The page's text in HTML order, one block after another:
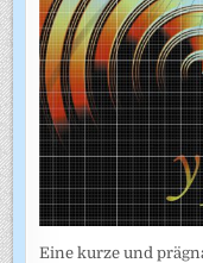
Eine kurze und